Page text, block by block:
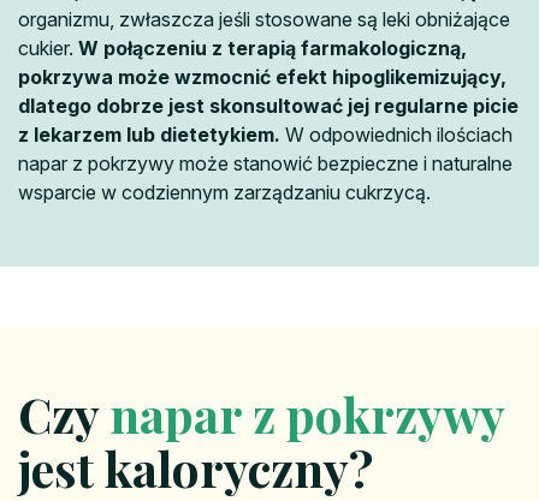
organizmu, zwłaszcza jeśli stosowane są leki obniżające
cukier. W połączeniu z terapią farmakologiczną,
pokrzywa może wzmocnić efekt hipoglikemizujący,
dlatego dobrze jest skonsultować jej regularne picie
z lekarzem lub dietetykiem. W odpowiednich ilościach
napar z pokrzywy może stanowić bezpieczne i naturalne
wsparcie w codziennym zarządzaniu cukrzycą.
Czynapar z pokrzywy
jest kaloryczny?